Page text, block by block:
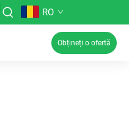
RO
Obțineți o ofertă